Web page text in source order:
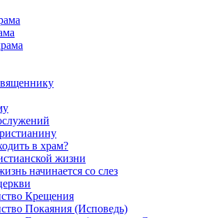
в храм?
жизни
начинается со слез
Крещения
Покаяния (Исповедь)